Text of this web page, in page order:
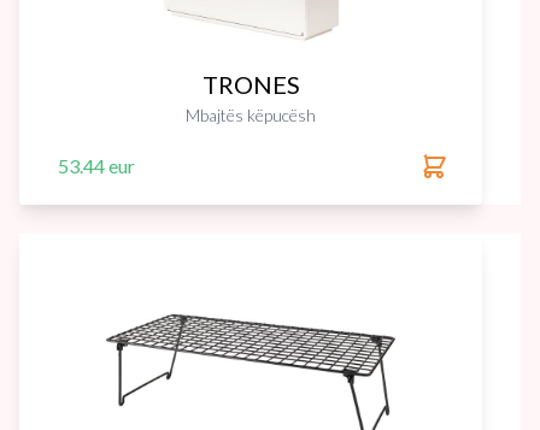
TRONES
Mbajtës këpucësh
53.44 eur